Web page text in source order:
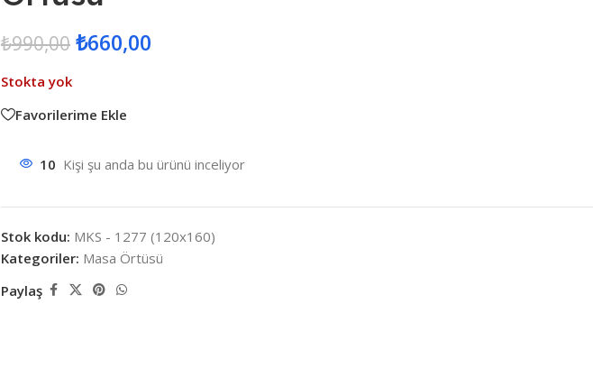
₺990,00 ₺660,00
Stokta yok
Favorilerime Ekle
10 Kişi şu anda bu ürünü inceliyor
Stok kodu: MKS - 1277 (120x160)
Kategoriler: Masa Örtüsü
Paylaş